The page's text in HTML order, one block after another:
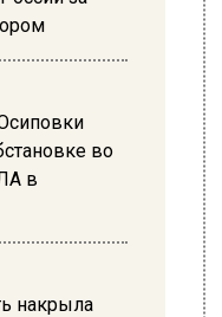
во
в
накрыла